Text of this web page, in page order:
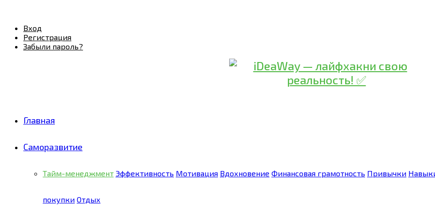
Вход
Регистрация
Забыли пароль?
Главная
Саморазвитие
Тайм-менеджмент Эффективность Мотивация Вдохновение Финансовая грамотность Привычки
покупки Отдых